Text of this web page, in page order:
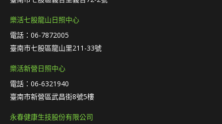
樂活七股龍山日照中心
電話：06-7872005
臺南市七股區龍山里211-33號
樂活新營日照中心
電話：06-6321940
臺南市新營區武昌街8號5樓
永春健康生技股份有限公司